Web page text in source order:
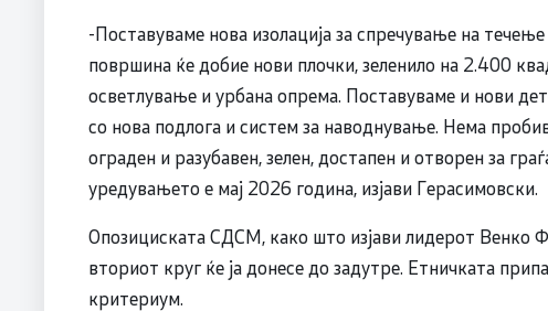
-Поставуваме нова изолација за спречување на
површина ќе добие нови плочки, зеленило на 2.400
осветлување и урбана опрема. Поставуваме и нови
со нова подлога и систем за наводнување. Нема
ограден и разубавен, зелен, достапен и отворен за
уредувањето е мај 2026 година, изјави Герасимовски.
Опозициската СДСМ, како што изјави лидерот Венко
вториот круг ќе ја донесе до задутре. Етничката
критериум.